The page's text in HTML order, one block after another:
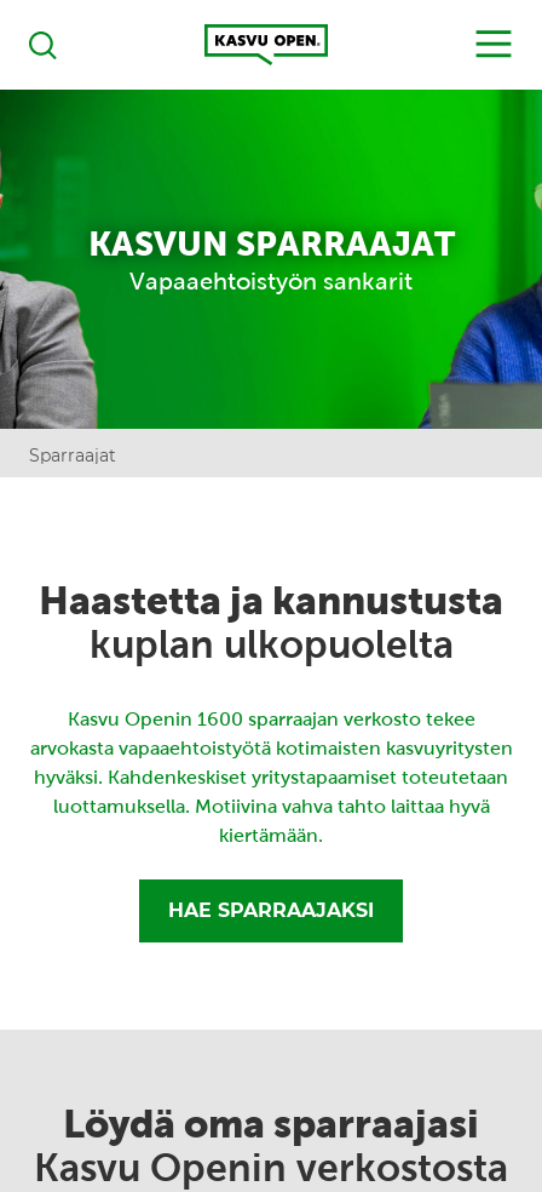
Haku
Kasvu Open
MENU
KASVUN SPARRAAJAT
Vapaaehtoistyön sankarit
Sparraajat
Haastetta ja kannustusta
kuplan ulkopuolelta
Kasvu Openin 1600 sparraajan verkosto tekee
arvokasta vapaaehtoistyötä kotimaisten kasvuyritysten
hyväksi. Kahdenkeskiset yritystapaamiset toteutetaan
luottamuksella. Motiivina vahva tahto laittaa hyvä
kiertämään.
HAE SPARRAAJAKSI
Löydä oma sparraajasi
Kasvu Openin verkostosta